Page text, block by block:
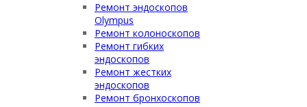
Ремонт эндоскопов
Olympus
Ремонт колоноскопов
Ремонт гибких
эндоскопов
Ремонт жестких
эндоскопов
Ремонт бронхоскопов